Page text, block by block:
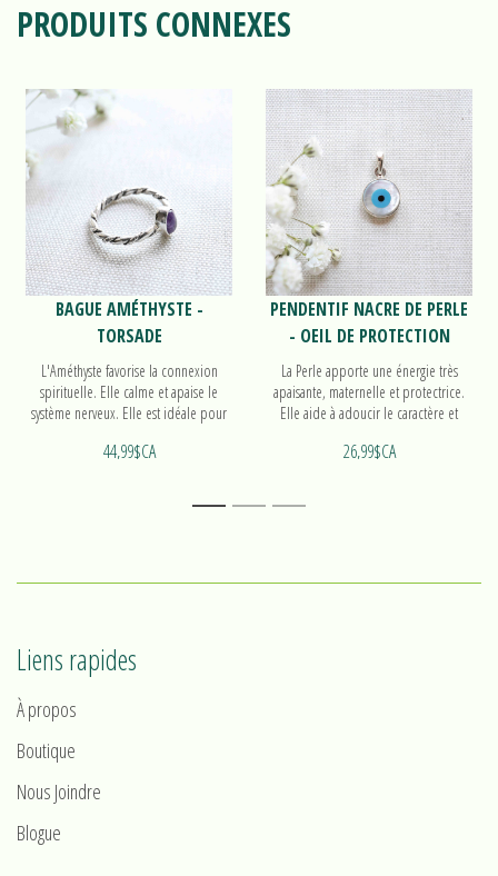
PRODUITS CONNEXES
BAGUE AMÉTHYSTE -
TORSADE
L'Améthyste favorise la connexion
spirituelle. Elle calme et apaise le
système nerveux. Elle est idéale pour
Torsade!
44,99$CA
PENDENTIF NACRE DE PERLE
- OEIL DE PROTECTION
La Perle apporte une énergie très
apaisante, maternelle et protectrice.
Elle aide à adoucir le caractère et
Découvrez notre pendentif Oeil de
26,99$CA
1 2 3
Liens rapides
À propos
Boutique
Nous Joindre
Blogue